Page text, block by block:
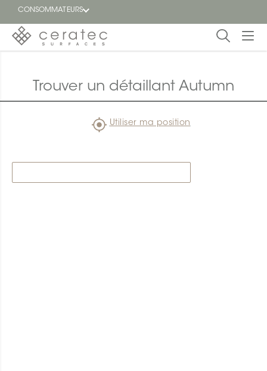
CONSOMMATEURS
Blogue
Trouver un détaillant Autumn
Utiliser ma position